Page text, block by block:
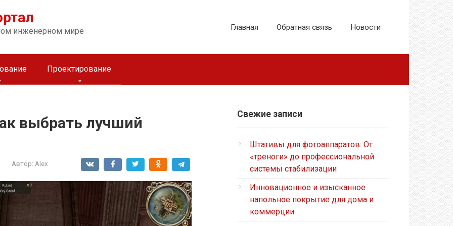
инженерном мире Главная Обратная связь Новости
Проектирование
выбрать лучший
Автор: Alex
Свежие записи
Штативы для фотоаппаратов: От
«треноги» до профессиональной
системы стабилизации
Инновационное и изысканное
напольное покрытие для дома и
коммерции